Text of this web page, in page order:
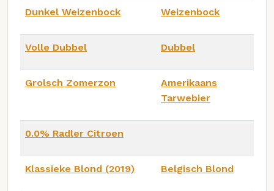
Dunkel Weizenbock Weizenbock
Volle Dubbel Dubbel
Grolsch Zomerzon
Amerikaans
Tarwebier
0.0% Radler Citroen
Klassieke Blond (2019) Belgisch Blond